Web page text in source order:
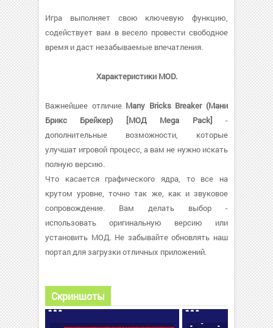
Игра выполняет свою ключевую функцию,
содействует вам в весело провести свободное
время и даст незабываемые впечатления.
Характеристики MOD.
Важнейшее отличие Many Bricks Breaker (Мани
Брикс Брейкер) [МОД Mega Pack] -
дополнительные возможности, которые
улучшат игровой процесс, а вам не нужно искать
полную версию.
Что касается графического ядра, то все на
крутом уровне, точно так же, как и звуковое
сопровождение. Вам делать выбор -
использовать оригинальную версию или
установить МОД. Не забывайте обновлять наш
портал для загрузки отличных приложений.
Скриншоты